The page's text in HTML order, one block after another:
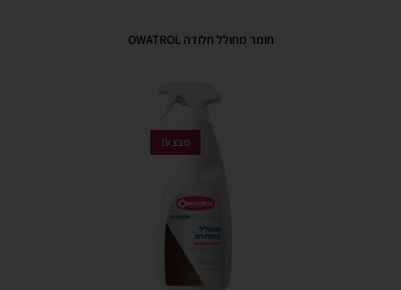
חומר מחולל חלודה OWATROL
מבצע!